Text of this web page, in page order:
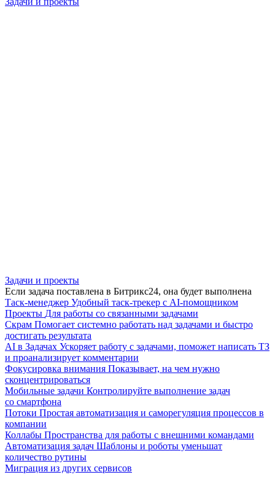
Задачи и проекты
Если задача поставлена в Битрикс24, она будет выполнена
Таск-менеджер Удобный таск-трекер с AI-помощником
Проекты Для работы со связанными задачами
Скрам Помогает системно работать над задачами и быстро
достигать результата
AI в Задачах Ускоряет работу с задачами, поможет написать ТЗ
и проанализирует комментарии
Фокусировка внимания Показывает, на чем нужно
сконцентрироваться
Мобильные задачи Контролируйте выполнение задач
со смартфона
Потоки Простая автоматизация и саморегуляция процессов в
компании
Коллабы Пространства для работы с внешними командами
Автоматизация задач Шаблоны и роботы уменьшат
количество рутины
Миграция из других сервисов